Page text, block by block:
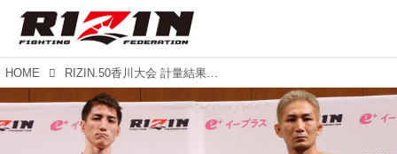
HOME RIZIN.50香川大会 計量結果のお知らせ